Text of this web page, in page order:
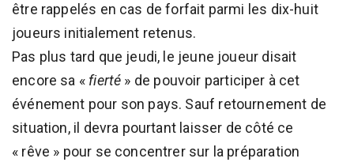
être rappelés en cas de forfait parmi les dix-huit
joueurs initialement retenus.
Pas plus tard que jeudi, le jeune joueur disait
encore sa « fierté » de pouvoir participer à cet
événement pour son pays. Sauf retournement de
situation, il devra pourtant laisser de côté ce
« rêve » pour se concentrer sur la préparation